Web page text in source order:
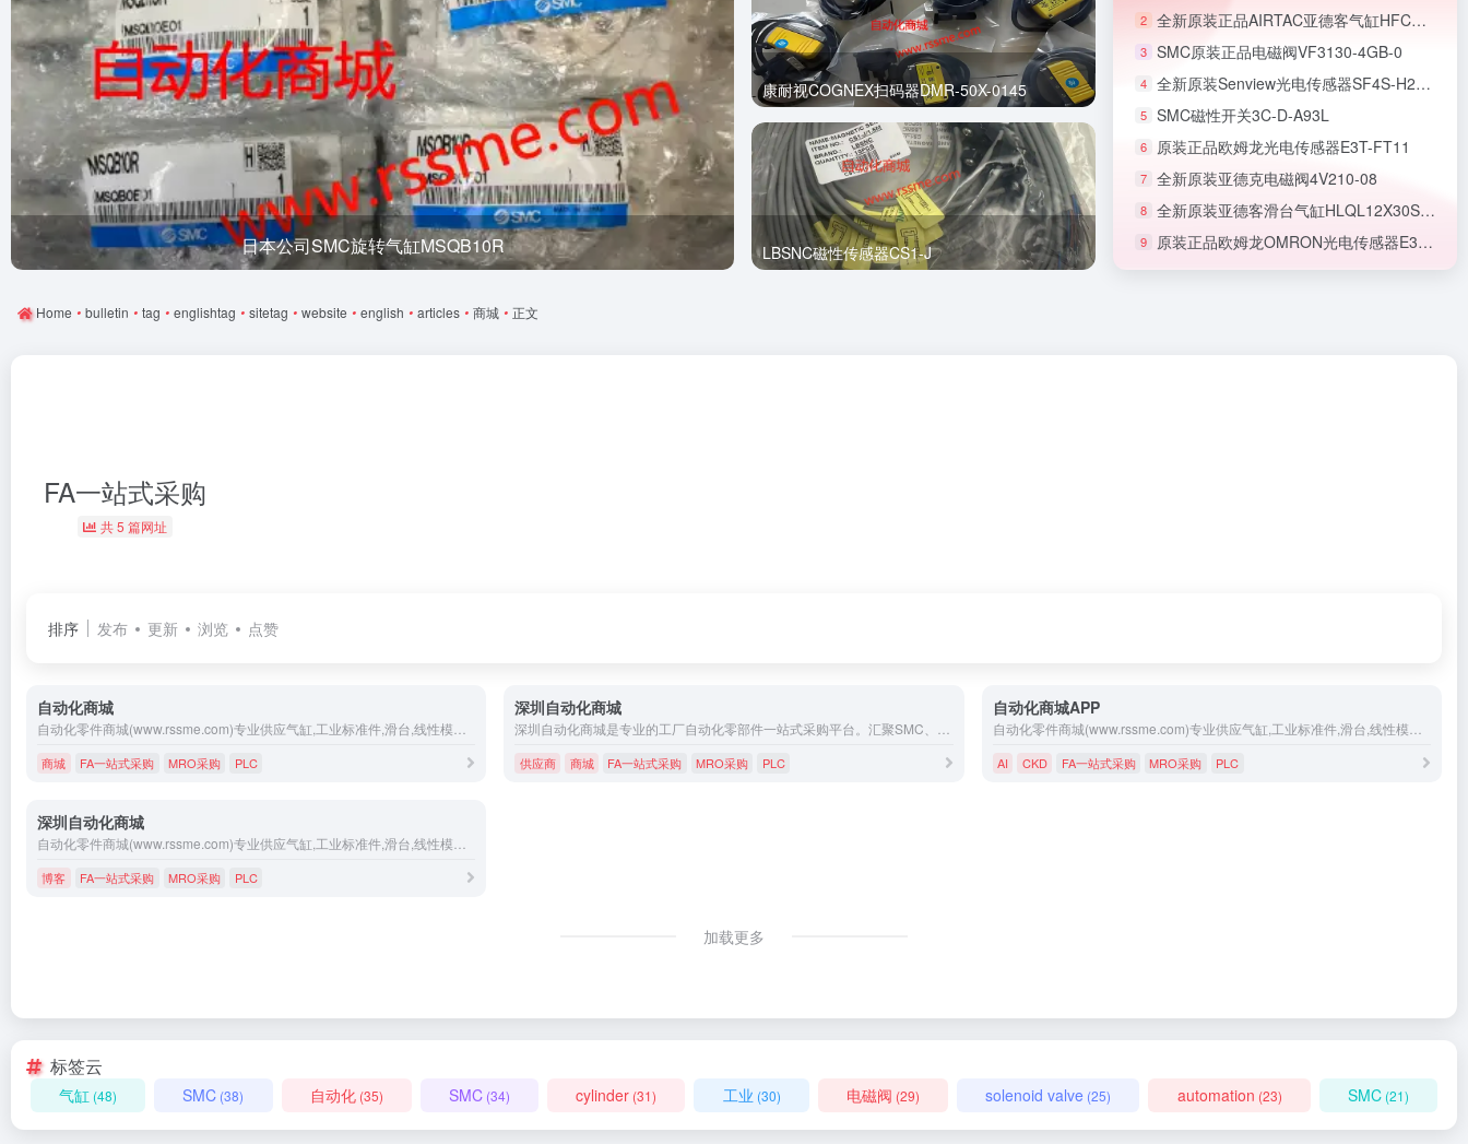
日本公司SMC旋转气缸MSQB10R 全新正品SMC节流阀AS1201F-M5-06A
康耐视COGNEX扫码器DMR-50X-0145
LBSNC磁性传感器CS1-J
2 全新原装正品AIRTAC亚德客气缸HFCY16
3 SMC原装正品电磁阀VF3130-4GB-0
4 全新原装Senview光电传感器SF4S-H2NA-H
5 SMC磁性开关3C-D-A93L
6 原装正品欧姆龙光电传感器E3T-FT11
7 全新原装亚德克电磁阀4V210-08
8 全新原装亚德客滑台气缸HLQL12X30SAS
9 原装正品欧姆龙OMRON光电传感器E3T-FL22
Home • bulletin • tag • englishtag • sitetag • website • english • articles • 商城 • 正文
FA一站式采购
共 5 篇网址
排序 发布 更新 浏览 点赞
自动化商城
商城 FA一站式采购 MRO采购 PLC
深圳自动化商城
供应商 商城 FA一站式采购 MRO采购 PLC
自动化商城APP
AI CKD FA一站式采购 MRO采购 PLC
深圳自动化商城
博客 FA一站式采购 MRO采购 PLC
加载更多
标签云
气缸 (48) SMC (38) 自动化(35) SMC (34) cylinder (31) 工业 (30) 电磁阀 (29) solenoid valve (25) automation (23) SMC(21)